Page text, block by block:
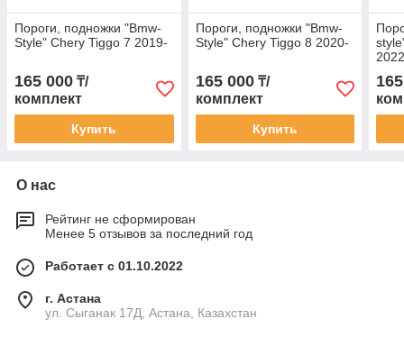
Пороги, подножки "Bmw-
Style" Chery Tiggo 7 2019-
165 000 ₸/
комплект
Купить
Пороги, подножки "Bmw-
Style" Chery Tiggo 8 2020-
165 000₸/
комплект
Купить
О нас
Рейтинг не сформирован
Менее 5 отзывов за последний год
Работает с 01.10.2022
г. Астана
ул. Сыганак 17Д, Астана, Казахстан